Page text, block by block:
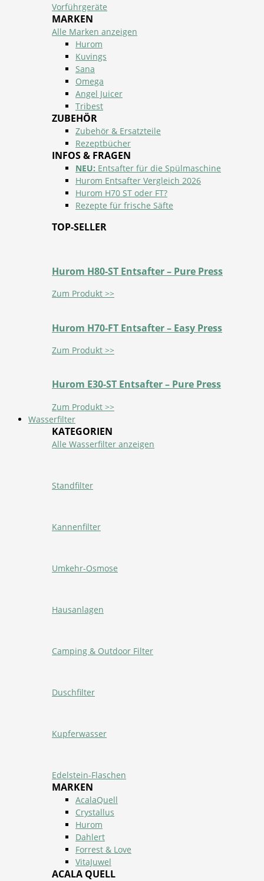
Vorführgeräte
MARKEN
Alle Marken anzeigen
Hurom
Kuvings
Sana
Omega
Angel Juicer
Tribest
ZUBEHÖR
Zubehör & Ersatzteile
Rezeptbücher
INFOS & FRAGEN
NEU: Entsafter für die Spülmaschine
Hurom Entsafter Vergleich 2026
Hurom H70 ST oder FT?
Rezepte für frische Säfte
TOP-SELLER
Hurom H80-ST Entsafter – Pure Press
Zum Produkt >>
Hurom H70-FT Entsafter – Easy Press
Zum Produkt >>
Hurom E30-ST Entsafter – Pure Press
Zum Produkt >>
Wasserfilter
KATEGORIEN
Alle Wasserfilter anzeigen
Standfilter
Kannenfilter
Umkehr-Osmose
Hausanlagen
Camping & Outdoor Filter
Duschfilter
Kupferwasser
Edelstein-Flaschen
MARKEN
AcalaQuell
Crystallus
Hurom
Dahlert
Forrest & Love
VitaJuwel
ACALA QUELL